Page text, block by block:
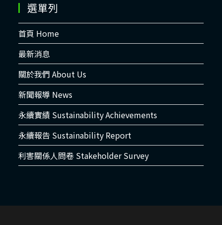
選單列
首頁 Home
最新消息
關於我們 About Us
新聞報導 News
永續實績 Sustainability Achievements
永續報告 Sustainability Report
利害關係人問卷 Stakeholder Survey